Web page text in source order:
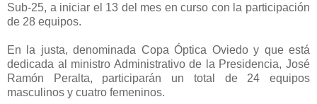
Sub-25, a iniciar el 13 del mes en curso con la participación
de 28 equipos.
En la justa, denominada Copa Óptica Oviedo y que está
dedicada al ministro Administrativo de la Presidencia, José
Ramón Peralta, participarán un total de 24 equipos
masculinos y cuatro femeninos.